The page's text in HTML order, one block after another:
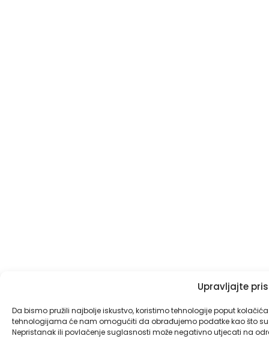
Upravljajte
Da bismo pružili najbolje iskustvo, koristimo tehnologije poput
tehnologijama će nam omogućiti da obrađujemo podatke kao što
Nepristanak ili povlačenje suglasnosti može negativno utjecati na